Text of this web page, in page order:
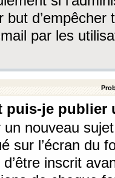
but
par les
puis-je
un nouveau
sur l’écran du
inscrit